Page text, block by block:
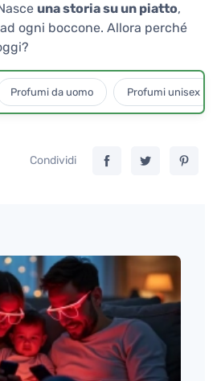
una storia su un piatto,
ogni boccone. Allora perché
Profumi da uomo Profumi unisex
Condividi